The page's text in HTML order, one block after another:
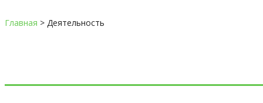
Главная > Деятельность